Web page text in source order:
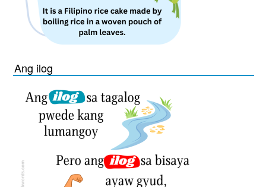
Ang ilog